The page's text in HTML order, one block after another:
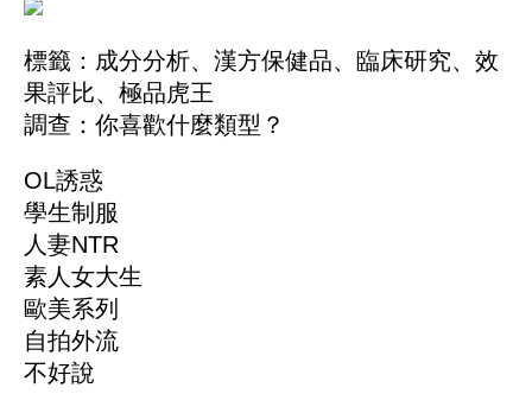
標籤： 成分分析、 漢方保健品、 臨床研究、 效
果評比、 極品虎王
調查：你喜歡什麼類型？
OL誘惑
學生制服
人妻NTR
素人女大生
歐美系列
自拍外流
不好說